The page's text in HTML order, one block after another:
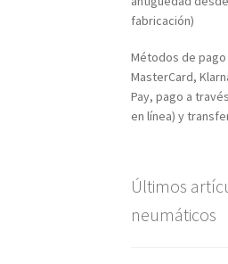
fabricación)
Métodos de
MasterCard,
Pay, pago a
en línea) y
Últimos
neumáticos